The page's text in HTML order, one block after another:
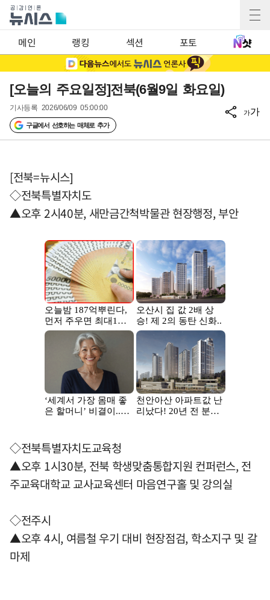
메인 랭킹 섹션 포토
[오늘의 주요일정]전북(6월9일 화요일)
기사등록 2026/06/09 05:00:00
구글에서 선호하는 매체로 추가
가가
[전북=뉴시스]
◇전북특별자치도
▲오후 2시40분, 새만금간척박물관 현장행정, 부안
◇전북특별자치도교육청
▲오후 1시30분, 전북 학생맞춤통합지원 컨퍼런스, 전
주교육대학교 교사교육센터 마음연구홀 및 강의실
◇전주시
▲오후 4시, 여름철 우기 대비 현장점검, 학소지구 및 갈
마제